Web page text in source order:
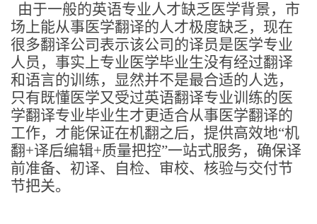
由于一般的英语专业人才缺乏医学背景，市
场上能从事医学翻译的人才极度缺乏，现在
很多翻译公司表示该公司的译员是医学专业
人员，事实上专业医学毕业生没有经过翻译
和语言的训练，显然并不是最合适的人选，
只有既懂医学又受过英语翻译专业训练的医
学翻译专业毕业生才更适合从事医学翻译的
工作，才能保证在机翻之后，提供高效地“机
翻+译后编辑+质量把控”一站式服务，确保译
前准备、初译、自检、审校、核验与交付节
节把关。